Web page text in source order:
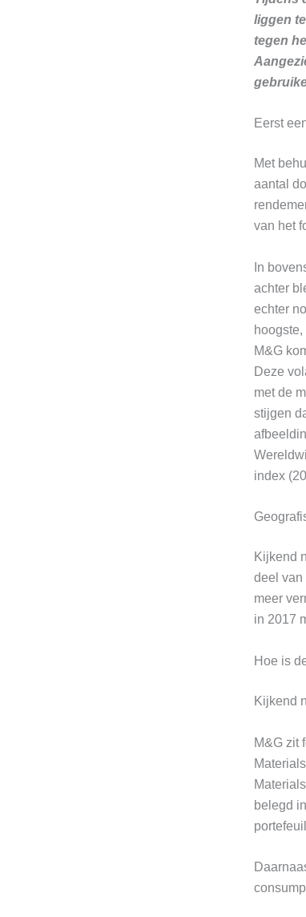
liggen
tegen
Eerst
Met
aantal
van het
In
achter
echter
M&G
Deze
met de
stijgen
index
Kijkend
deel van
meer
in 2017
Hoe is
Kijkend
M&G zit
belegd